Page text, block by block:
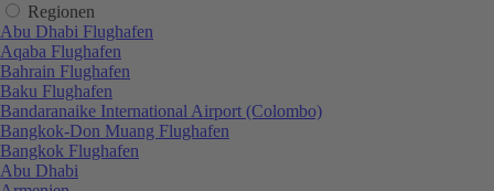
Regionen
Abu Dhabi Flughafen
Aqaba Flughafen
Bahrain Flughafen
Baku Flughafen
Bandaranaike International Airport (Colombo)
Bangkok-Don Muang Flughafen
Bangkok Flughafen
Abu Dhabi